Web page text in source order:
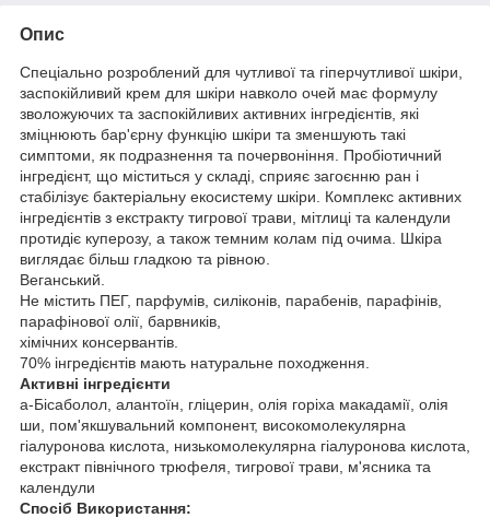
Опис
Спеціально розроблений для чутливої та гіперчутливої шкіри,
заспокійливий крем для шкіри навколо очей має формулу
зволожуючих та заспокійливих активних інгредієнтів, які
зміцнюють бар'єрну функцію шкіри та зменшують такі
симптоми, як подразнення та почервоніння. Пробіотичний
інгредієнт, що міститься у складі, сприяє загоєнню ран і
стабілізує бактеріальну екосистему шкіри. Комплекс активних
інгредієнтів з екстракту тигрової трави, мітлиці та календули
протидіє куперозу, а також темним колам під очима. Шкіра
виглядає більш гладкою та рівною.
Веганський.
Не містить ПЕГ, парфумів, силіконів, парабенів, парафінів,
парафінової олії, барвників,
хімічних консервантів.
70% інгредієнтів мають натуральне походження.
Активні інгредієнти
a-Бісаболол, алантоїн, гліцерин, олія горіха макадамії, олія
ши, пом'якшувальний компонент, високомолекулярна
гіалуронова кислота, низькомолекулярна гіалуронова кислота,
екстракт північного трюфеля, тигрової трави, м'ясника та
календули
Спосіб Використання: